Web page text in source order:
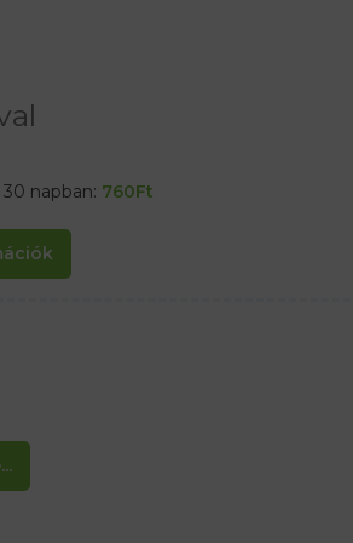
napban: 760Ft